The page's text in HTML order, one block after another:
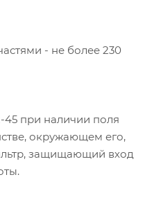
- не более 230
при наличии поля
окружающем его,
защищающий вход